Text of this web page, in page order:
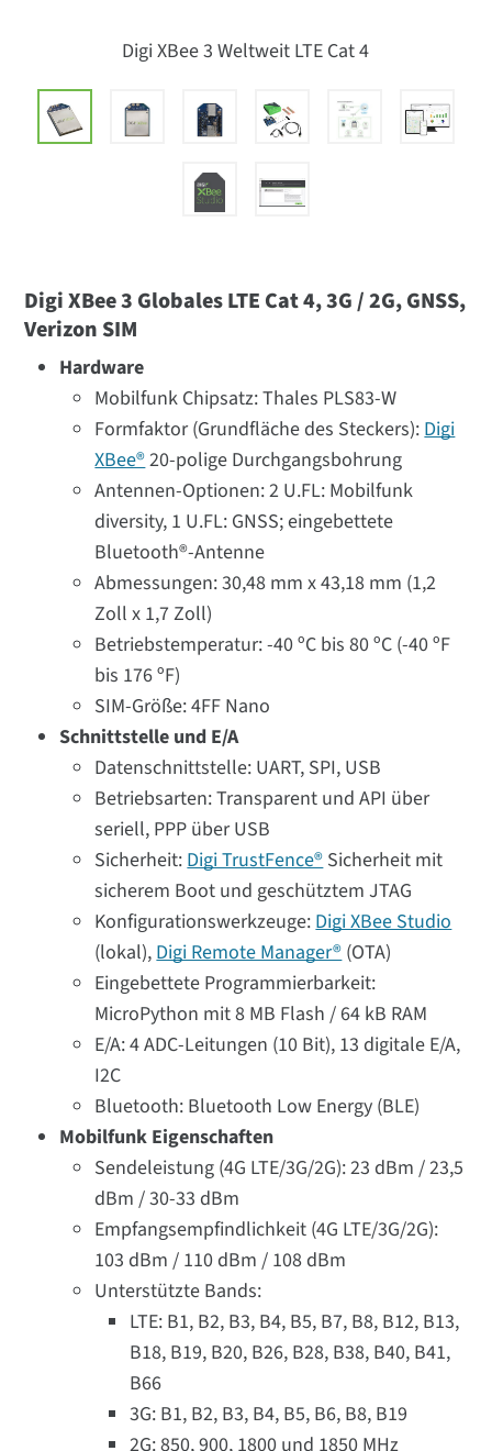
Digi XBee 3 Weltweit LTE Cat 4
Digi XBee 3 Globales LTE Cat 4, 3G / 2G, GNSS,
Verizon SIM
Hardware
Mobilfunk Chipsatz: Thales PLS83-W
Formfaktor (Grundfläche des Steckers):Digi
XBee®20-polige Durchgangsbohrung
Antennen-Optionen: 2 U.FL: Mobilfunk
diversity, 1 U.FL: GNSS; eingebettete
Bluetooth®-Antenne
Abmessungen: 30,48 mm x 43,18 mm (1,2
Zoll x 1,7 Zoll)
Betriebstemperatur: -40 ºC bis 80 ºC (-40 ºF
bis 176 ºF)
SIM-Größe: 4FF Nano
Schnittstelle und E/A
Datenschnittstelle: UART, SPI, USB
Betriebsarten: Transparent und API über
seriell, PPP über USB
Sicherheit:Digi TrustFence®Sicherheit mit
sicherem Boot und geschütztem JTAG
Konfigurationswerkzeuge:Digi XBee Studio
(lokal),Digi Remote Manager®(OTA)
Eingebettete Programmierbarkeit:
MicroPython mit 8 MB Flash / 64 kB RAM
E/A: 4 ADC-Leitungen (10 Bit), 13 digitale E/A,
I2C
Bluetooth: Bluetooth Low Energy (BLE)
Mobilfunk Eigenschaften
Sendeleistung (4G LTE/3G/2G): 23 dBm / 23,5
dBm / 30-33 dBm
Empfangsempfindlichkeit (4G LTE/3G/2G):
103 dBm / 110 dBm / 108 dBm
Unterstützte Bands:
LTE: B1, B2, B3, B4, B5, B7, B8, B12, B13,
B18, B19, B20, B26, B28, B38, B40, B41,
B66
3G: B1, B2, B3, B4, B5, B6, B8, B19
2G: 850, 900, 1800 und 1850 MHz